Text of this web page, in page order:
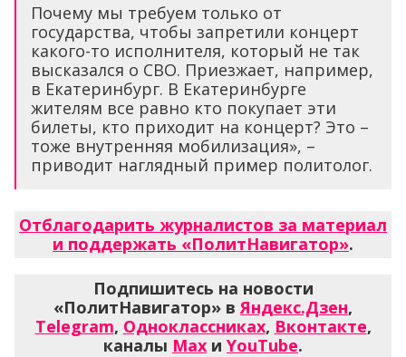
Почему мы требуем только от
государства, чтобы запретили концерт
какого-то исполнителя, который не так
высказался о СВО. Приезжает, например,
в Екатеринбург. В Екатеринбурге
жителям все равно кто покупает эти
билеты, кто приходит на концерт? Это –
тоже внутренняя мобилизация», –
приводит наглядный пример политолог.
Отблагодарить журналистов за материал
и поддержать «ПолитНавигатор».
Подпишитесь на новости
«ПолитНавигатор» в Яндекс.Дзен,
Telegram, Одноклассниках, Вконтакте,
каналы Max и YouTube.